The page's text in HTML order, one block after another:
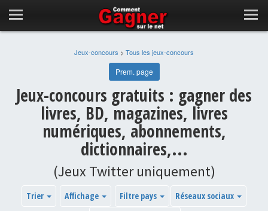
Jeux-concours > Tous les jeux-concours
Prem. page
Jeux-concours gratuits : gagner des
livres, BD, magazines, livres
numériques, abonnements,
dictionnaires,...
(Jeux Twitter uniquement)
Trier Affichage Filtre pays
Réseaux sociaux